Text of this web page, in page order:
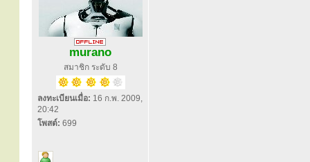
murano
สมาชิก ระดับ 8
ลงทะเบียนเมื่อ: 16 ก.พ. 2009,
20:42
โพสต์: 699